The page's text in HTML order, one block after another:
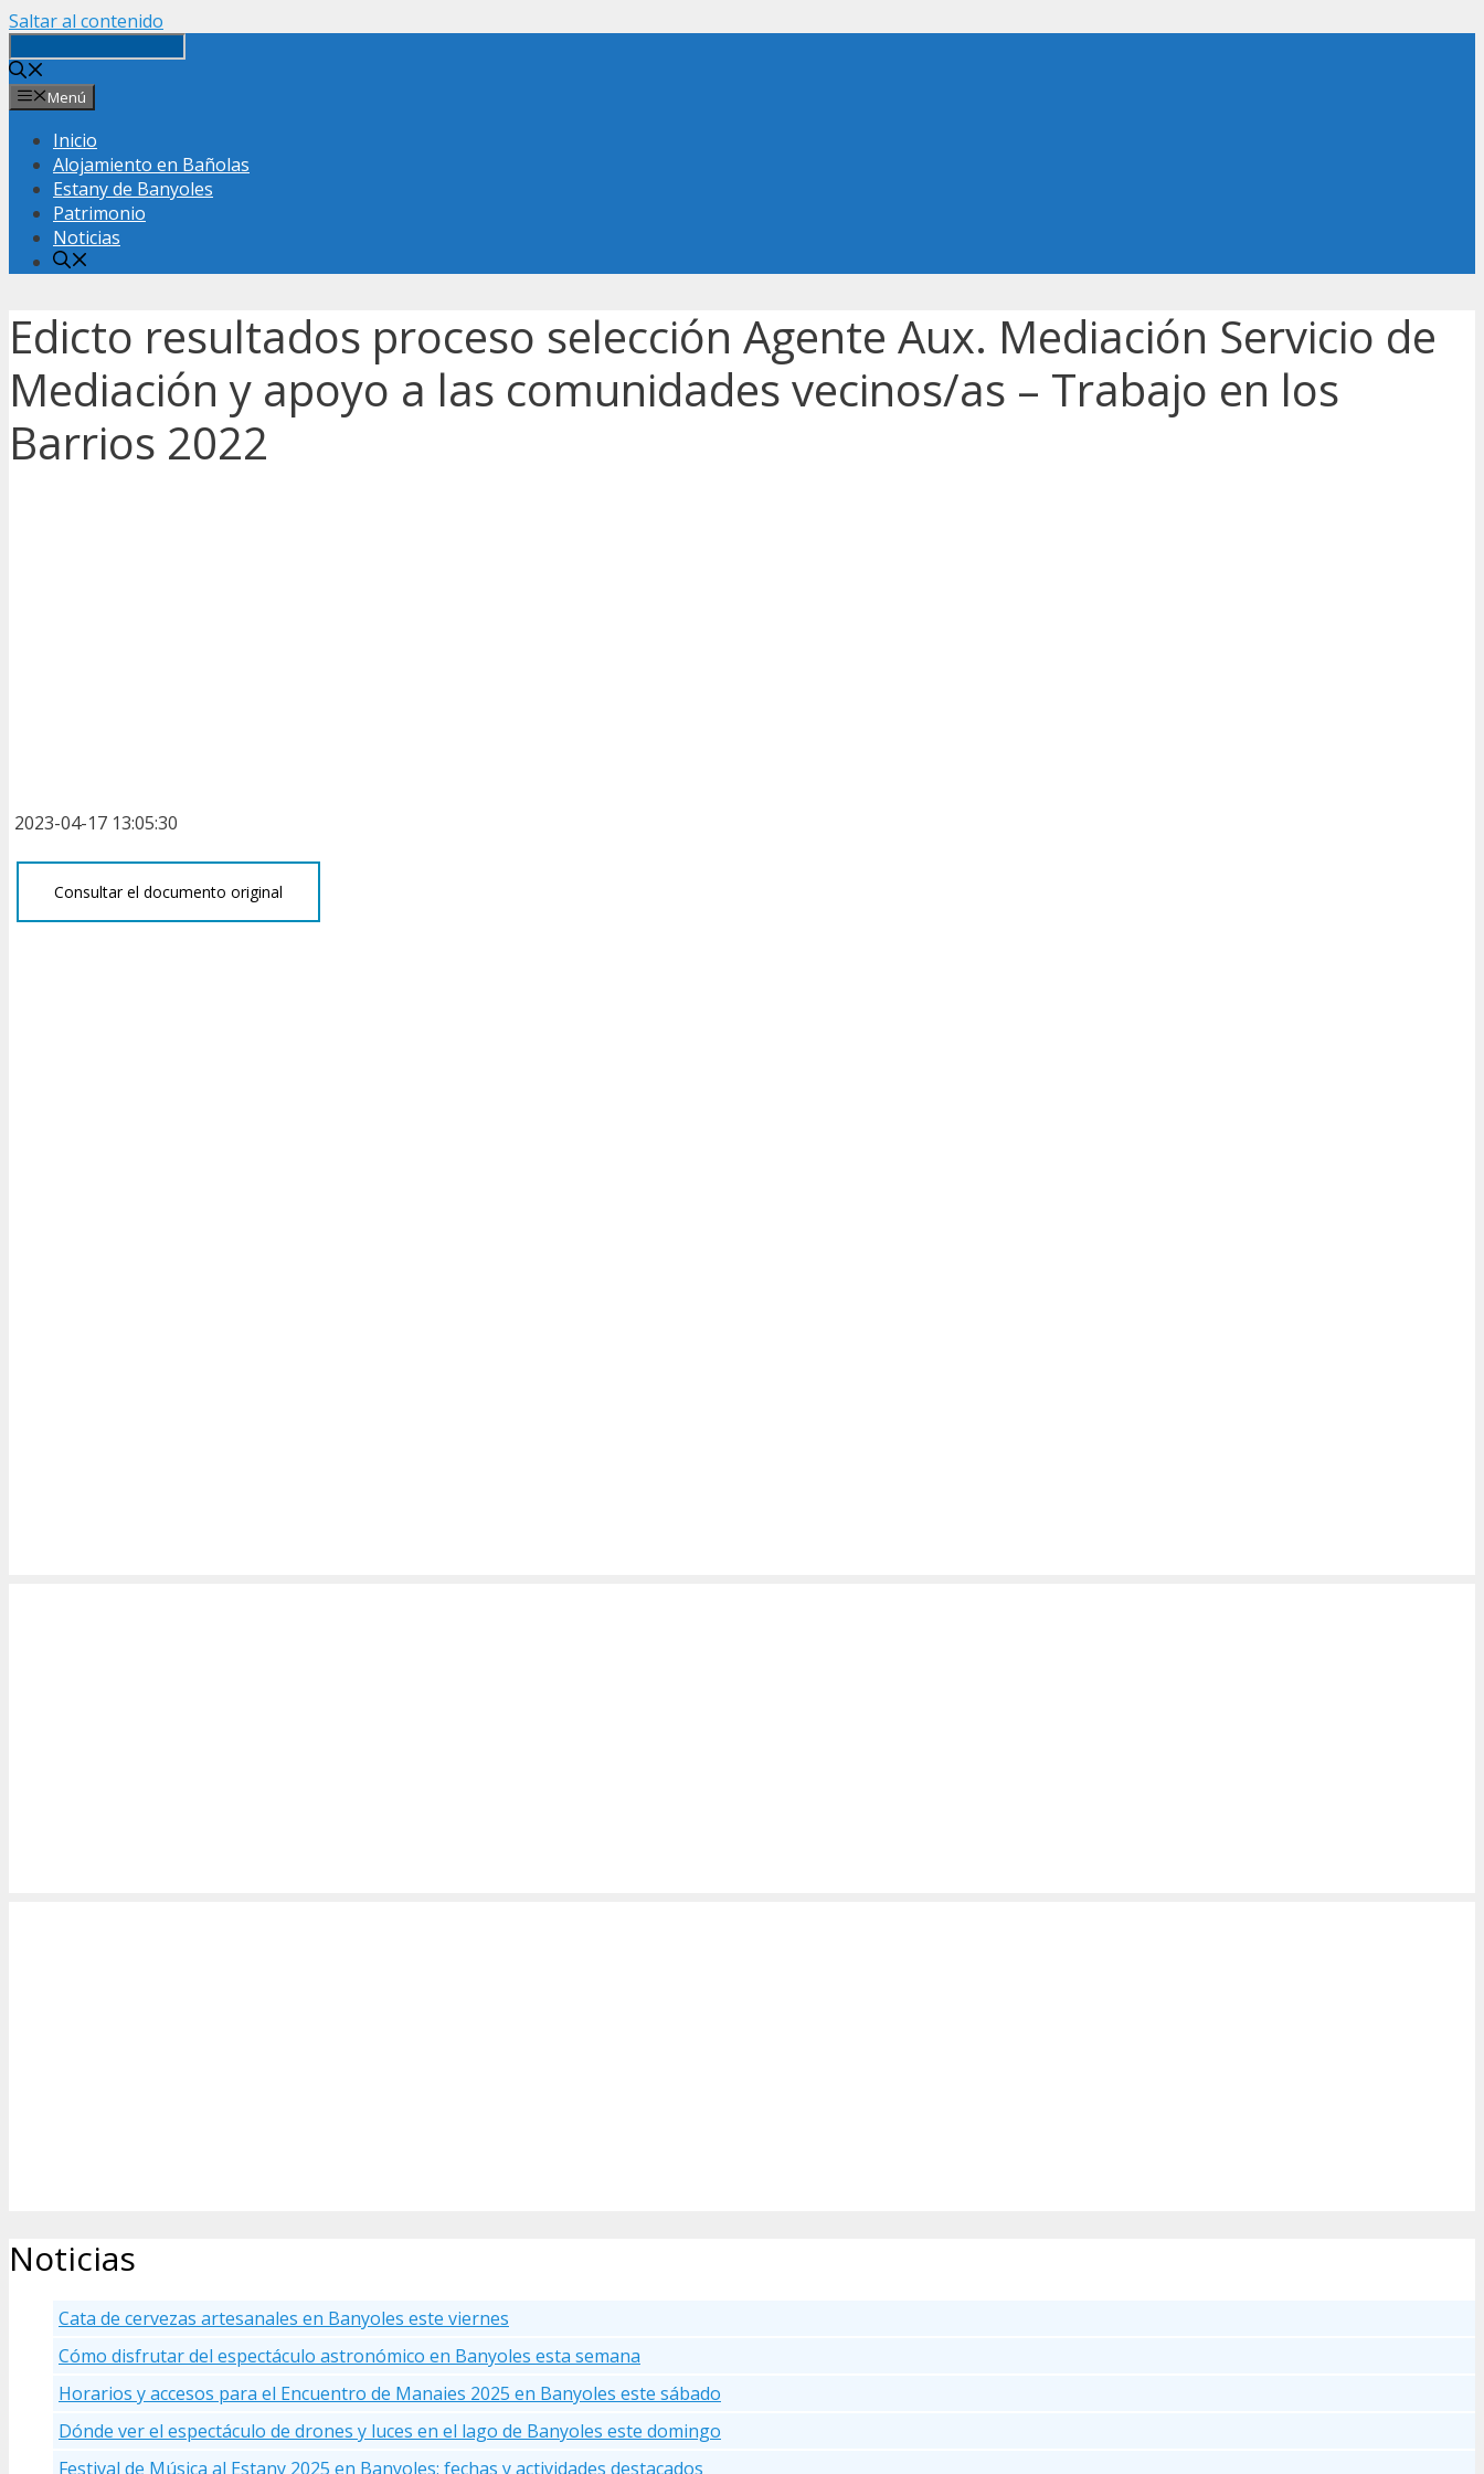
Saltar al contenido
Menú
Inicio
Alojamiento en Bañolas
Estany de Banyoles
Patrimonio
Noticias
Edicto resultados proceso selección Agente Aux. Mediación Servicio de
Mediación y apoyo a las comunidades vecinos/as – Trabajo en los
Barrios 2022
2023-04-17 13:05:30
Consultar el documento original
Noticias
Cata de cervezas artesanales en Banyoles este viernes
Cómo disfrutar del espectáculo astronómico en Banyoles esta semana
Horarios y accesos para el Encuentro de Manaies 2025 en Banyoles este sábado
Dónde ver el espectáculo de drones y luces en el lago de Banyoles este domingo
Festival de Música al Estany 2025 en Banyoles: fechas y actividades destacados